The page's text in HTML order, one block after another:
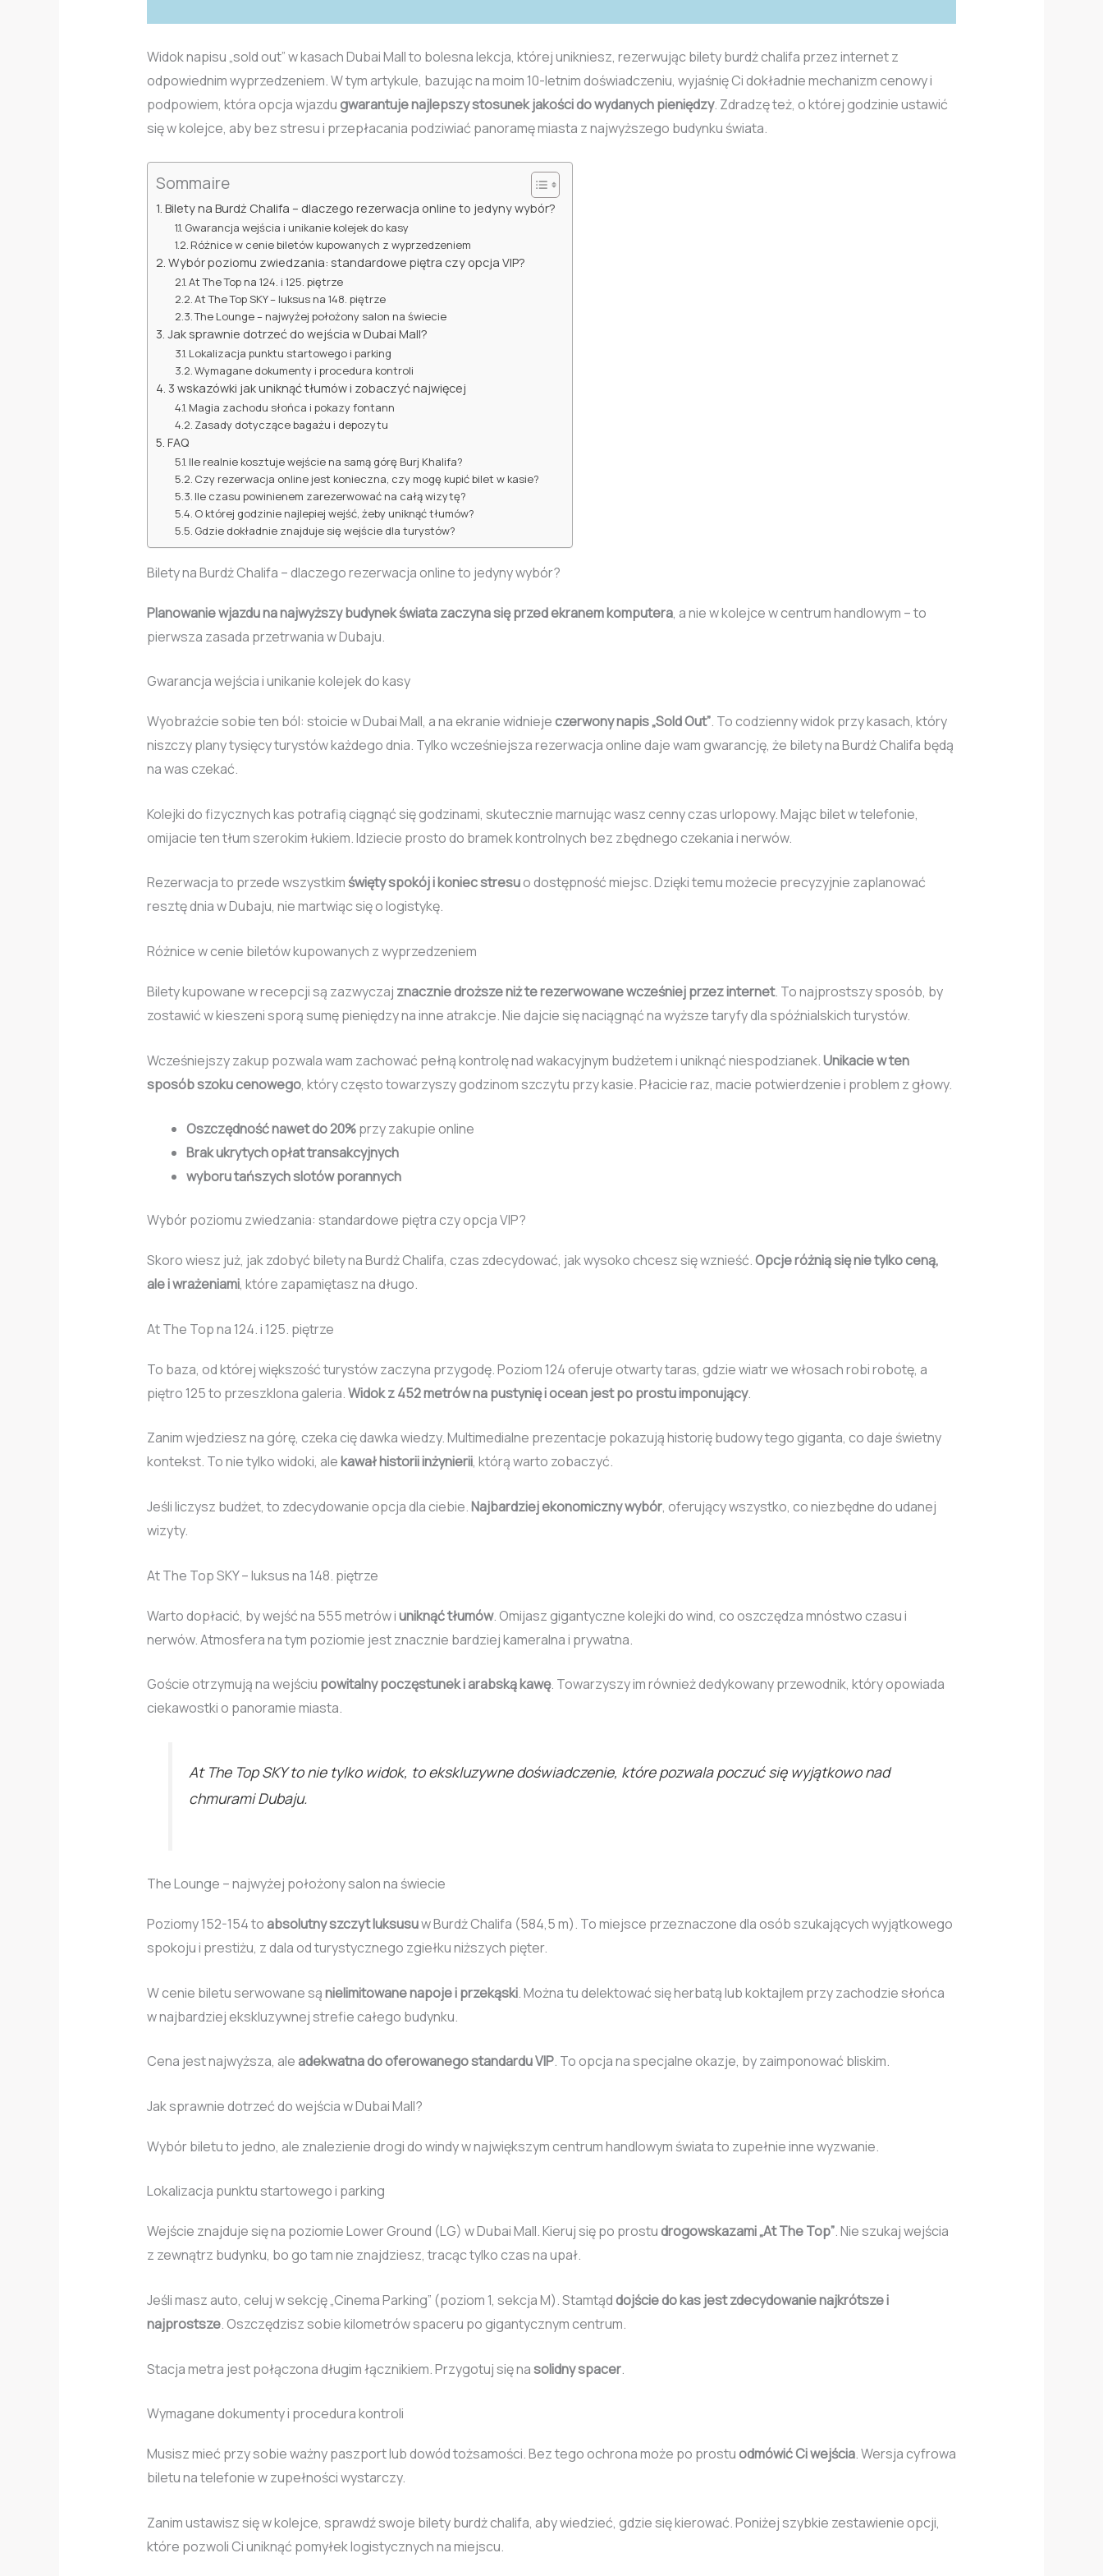
Widok napisu „sold out” w kasach Dubai Mall to bolesna lekcja, której unikniesz, rezerwując bilety burdż chalifa przez internet z
odpowiednim wyprzedzeniem. W tym artykule, bazując na moim 10-letnim doświadczeniu, wyjaśnię Ci dokładnie mechanizm cenowy i
podpowiem, która opcja wjazdu gwarantuje najlepszy stosunek jakości do wydanych pieniędzy. Zdradzę też, o której godzinie ustawić
się w kolejce, aby bez stresu i przepłacania podziwiać panoramę miasta z najwyższego budynku świata.
Sommaire
Bilety na Burdż Chalifa – dlaczego rezerwacja online to jedyny wybór?
Gwarancja wejścia i unikanie kolejek do kasy
Różnice w cenie biletów kupowanych z wyprzedzeniem
Wybór poziomu zwiedzania: standardowe piętra czy opcja VIP?
At The Top na 124. i 125. piętrze
At The Top SKY – luksus na 148. piętrze
The Lounge – najwyżej położony salon na świecie
Jak sprawnie dotrzeć do wejścia w Dubai Mall?
Lokalizacja punktu startowego i parking
Wymagane dokumenty i procedura kontroli
3 wskazówki jak uniknąć tłumów i zobaczyć najwięcej
Magia zachodu słońca i pokazy fontann
Zasady dotyczące bagażu i depozytu
FAQ
Ile realnie kosztuje wejście na samą górę Burj Khalifa?
Czy rezerwacja online jest konieczna, czy mogę kupić bilet w kasie?
Ile czasu powinienem zarezerwować na całą wizytę?
O której godzinie najlepiej wejść, żeby uniknąć tłumów?
Gdzie dokładnie znajduje się wejście dla turystów?
Bilety na Burdż Chalifa – dlaczego rezerwacja online to jedyny wybór?
Planowanie wjazdu na najwyższy budynek świata zaczyna się przed ekranem komputera, a nie w kolejce w centrum handlowym – to
pierwsza zasada przetrwania w Dubaju.
Gwarancja wejścia i unikanie kolejek do kasy
Wyobraźcie sobie ten ból: stoicie w Dubai Mall, a na ekranie widnieje czerwony napis „Sold Out”. To codzienny widok przy kasach, który
niszczy plany tysięcy turystów każdego dnia. Tylko wcześniejsza rezerwacja online daje wam gwarancję, że bilety na Burdż Chalifa będą
na was czekać.
Kolejki do fizycznych kas potrafią ciągnąć się godzinami, skutecznie marnując wasz cenny czas urlopowy. Mając bilet w telefonie,
omijacie ten tłum szerokim łukiem. Idziecie prosto do bramek kontrolnych bez zbędnego czekania i nerwów.
Rezerwacja to przede wszystkimświęty spokój i koniec stresuo dostępność miejsc. Dzięki temu możecie precyzyjnie zaplanować
resztę dnia w Dubaju, nie martwiąc się o logistykę.
Różnice w cenie biletów kupowanych z wyprzedzeniem
Bilety kupowane w recepcji są zazwyczaj znacznie droższe niż te rezerwowane wcześniej przez internet. To najprostszy sposób, by
zostawić w kieszeni sporą sumę pieniędzy na inne atrakcje. Nie dajcie się naciągnąć na wyższe taryfy dla spóźnialskich turystów.
Wcześniejszy zakup pozwala wam zachować pełną kontrolę nad wakacyjnym budżetem i uniknąć niespodzianek.Unikacie w ten
sposób szoku cenowego, który często towarzyszy godzinom szczytu przy kasie. Płacicie raz, macie potwierdzenie i problem z głowy.
Oszczędność nawet do 20%przy zakupie online
Brak ukrytych opłat transakcyjnych
wyboru tańszych slotów porannych
Wybór poziomu zwiedzania: standardowe piętra czy opcja VIP?
Skoro wiesz już, jak zdobyć bilety na Burdż Chalifa, czas zdecydować, jak wysoko chcesz się wznieść.Opcje różnią się nie tylko ceną,
ale i wrażeniami, które zapamiętasz na długo.
At The Top na 124. i 125. piętrze
To baza, od której większość turystów zaczyna przygodę. Poziom 124 oferuje otwarty taras, gdzie wiatr we włosach robi robotę, a
piętro 125 to przeszklona galeria.Widok z 452 metrów na pustynię i ocean jest po prostu imponujący.
Zanim wjedziesz na górę, czeka cię dawka wiedzy. Multimedialne prezentacje pokazują historię budowy tego giganta, co daje świetny
kontekst. To nie tylko widoki, alekawał historii inżynierii, którą warto zobaczyć.
Jeśli liczysz budżet, to zdecydowanie opcja dla ciebie.Najbardziej ekonomiczny wybór, oferujący wszystko, co niezbędne do udanej
wizyty.
At The Top SKY – luksus na 148. piętrze
Warto dopłacić, by wejść na 555 metrów iuniknąć tłumów. Omijasz gigantyczne kolejki do wind, co oszczędza mnóstwo czasu i
nerwów. Atmosfera na tym poziomie jest znacznie bardziej kameralna i prywatna.
Goście otrzymują na wejściu powitalny poczęstunek i arabską kawę. Towarzyszy im również dedykowany przewodnik, który opowiada
ciekawostki o panoramie miasta.
At The Top SKY to nie tylko widok, to ekskluzywne doświadczenie, które pozwala poczuć się wyjątkowo nad
chmurami Dubaju.
The Lounge – najwyżej położony salon na świecie
Poziomy 152-154 to absolutny szczyt luksusuw Burdż Chalifa (584,5 m). To miejsce przeznaczone dla osób szukających wyjątkowego
spokoju i prestiżu, z dala od turystycznego zgiełku niższych pięter.
W cenie biletu serwowane sąnielimitowane napoje i przekąski. Można tu delektować się herbatą lub koktajlem przy zachodzie słońca
w najbardziej ekskluzywnej strefie całego budynku.
Cena jest najwyższa, ale adekwatna do oferowanego standardu VIP. To opcja na specjalne okazje, by zaimponować bliskim.
Jak sprawnie dotrzeć do wejścia w Dubai Mall?
Wybór biletu to jedno, ale znalezienie drogi do windy w największym centrum handlowym świata to zupełnie inne wyzwanie.
Lokalizacja punktu startowego i parking
Wejście znajduje się na poziomie Lower Ground (LG) w Dubai Mall. Kieruj się po prostu drogowskazami „At The Top”. Nie szukaj wejścia
z zewnątrz budynku, bo go tam nie znajdziesz, tracąc tylko czas na upał.
Jeśli masz auto, celuj w sekcję „Cinema Parking” (poziom 1, sekcja M). Stamtąd dojście do kas jest zdecydowanie najkrótsze i
najprostsze. Oszczędzisz sobie kilometrów spaceru po gigantycznym centrum.
Stacja metra jest połączona długim łącznikiem. Przygotuj się nasolidny spacer.
Wymagane dokumenty i procedura kontroli
Musisz mieć przy sobie ważny paszport lub dowód tożsamości. Bez tego ochrona może po prostu odmówić Ci wejścia. Wersja cyfrowa
biletu na telefonie w zupełności wystarczy.
Zanim ustawisz się w kolejce, sprawdź swoje bilety burdż chalifa, aby wiedzieć, gdzie się kierować. Poniżej szybkie zestawienie opcji,
które pozwoli Ci uniknąć pomyłek logistycznych na miejscu.